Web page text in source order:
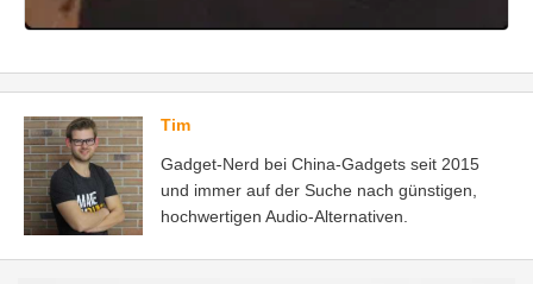
Tim
Gadget-Nerd bei China-Gadgets seit 2015
und immer auf der Suche nach günstigen,
hochwertigen Audio-Alternativen.